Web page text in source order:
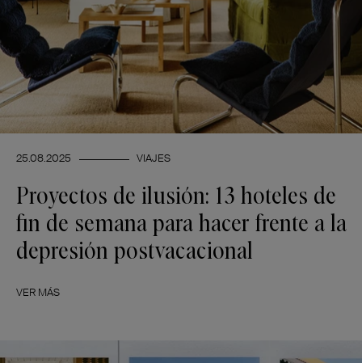
25.08.2025 VIAJES
Proyectos de ilusión: 13 hoteles de
fin de semana para hacer frente a la
depresión postvacacional
VER MÁS